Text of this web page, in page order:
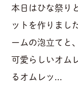
本日はひな祭り
ットを作りまし
ームの泡立てと
可愛らしいオム
るオムレッ...